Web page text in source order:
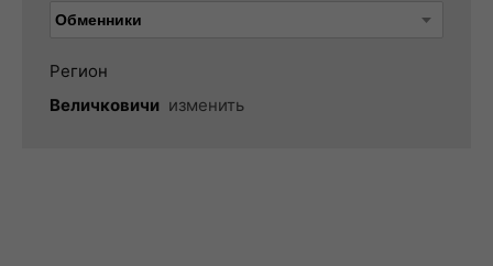
Регион
Величковичи изменить